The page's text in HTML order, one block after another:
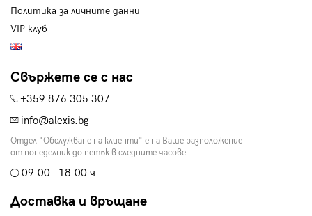
Политика за личните данни
VIP клуб
Свържете се с нас
+359 876 305 307
info@alexis.bg
Отдел "Обслужване на клиенти" е на Ваше разположение
от понеделник до петък в следните часове:
09:00 - 18:00 ч.
Доставка и връщане